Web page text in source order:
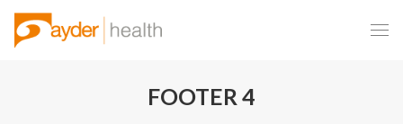
FOOTER 4